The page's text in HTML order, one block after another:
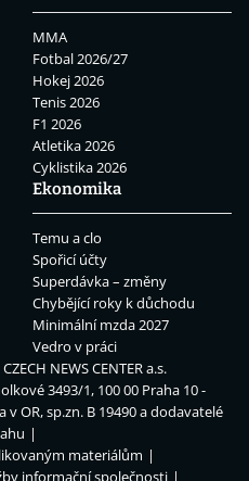
MMA
Fotbal 2026/27
Hokej 2026
Tenis 2026
F1 2026
Atletika 2026
Cyklistika 2026
Ekonomika
Temu a clo
Spořicí účty
Superdávka – změny
Chybějící roky k důchodu
Minimální mzda 2027
Vedro v práci
CZECH NEWS CENTER a.s.
3493/1, 100 00 Praha 10 -
v OR, sp.zn. B 19490 a dodavatelé
materiálům
informační společnosti